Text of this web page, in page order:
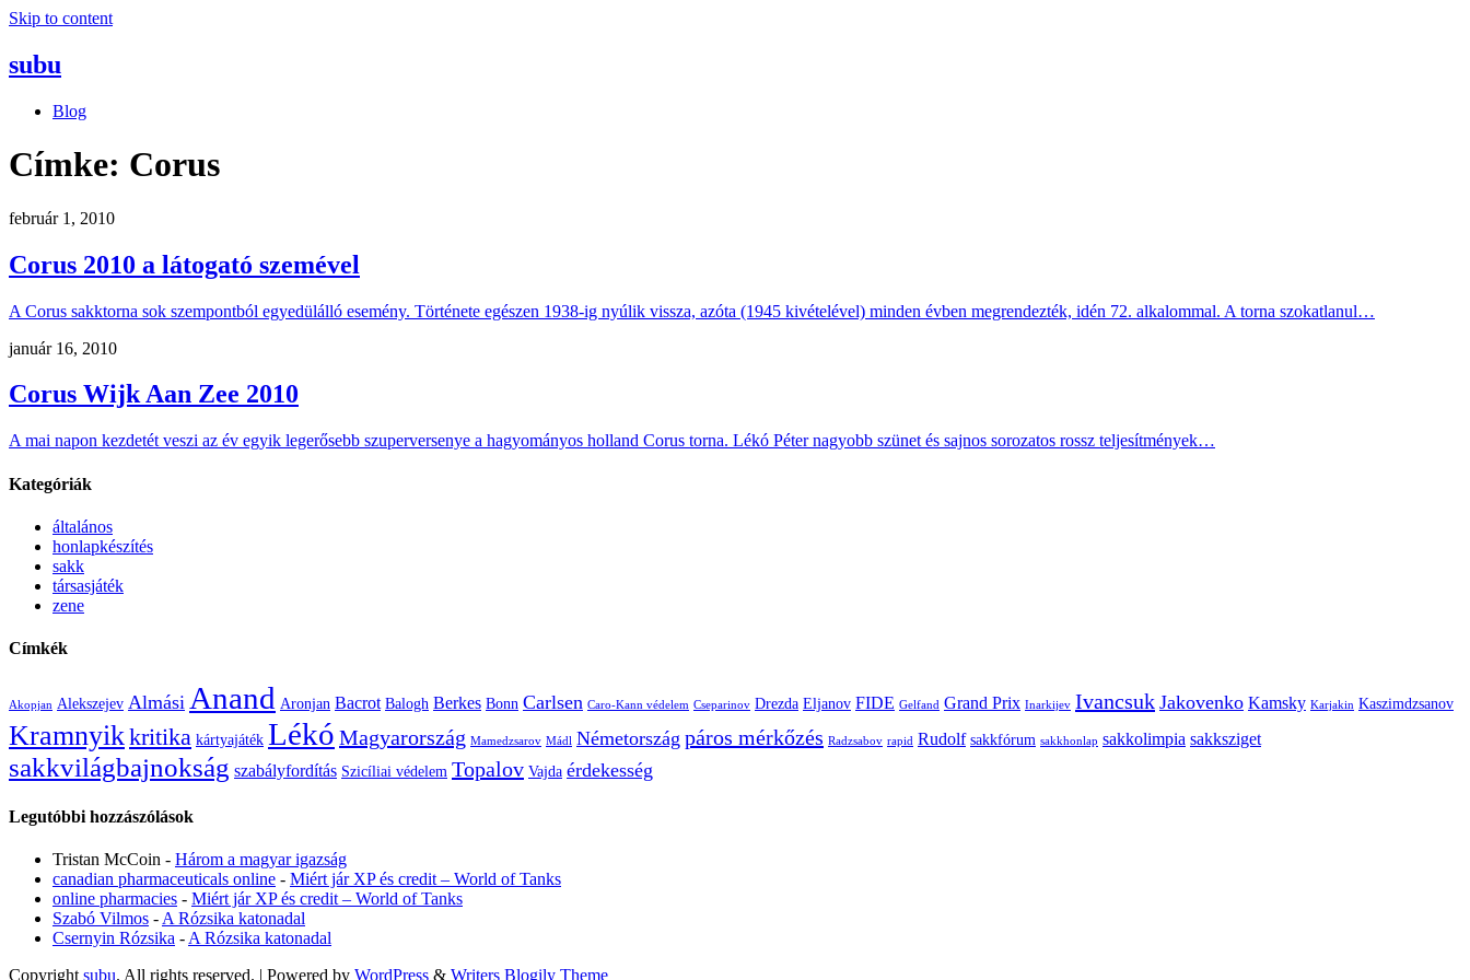
Skip to content
subu
Blog
Címke: Corus
február 1, 2010
Corus 2010 a látogató szemével
A Corus sakktorna sok szempontból egyedülálló esemény. Története egészen 1938-ig nyúlik vissza, azóta (1945 kivételével) minden évben megrendezték, idén 72. alkalommal. A torna szokatlanul…
január 16, 2010
Corus Wijk Aan Zee 2010
A mai napon kezdetét veszi az év egyik legerősebb szuperversenye a hagyományos holland Corus torna. Lékó Péter nagyobb szünet és sajnos sorozatos rossz teljesítmények…
Kategóriák
általános
honlapkészítés
sakk
társasjáték
zene
Címkék
Akopjan Alekszejev Almási Anand Aronjan Bacrot Balogh Berkes Bonn Carlsen Caro-Kann védelem Cseparinov Drezda Eljanov FIDE Gelfand Grand Prix Inarkijev Ivancsuk Jakovenko Kamsky Karjakin Kaszimdzsanov
Kramnyikkritika kártyajáték Lékó Magyarország Mamedzsarov Mádl Németország páros mérkőzés Radzsabov rapid Rudolf sakkfórum sakkhonlap sakkolimpia sakksziget
sakkvilágbajnokság szabályfordítás Szicíliai védelem Topalov Vajda érdekesség
Legutóbbi hozzászólások
Tristan McCoin - Három a magyar igazság
canadian pharmaceuticals online - Miért jár XP és credit – World of Tanks
online pharmacies - Miért jár XP és credit – World of Tanks
Szabó Vilmos - A Rózsika katonadal
Csernyin Rózsika - A Rózsika katonadal
Copyright subu. All rights reserved. | Powered by WordPress & Writers Blogily Theme